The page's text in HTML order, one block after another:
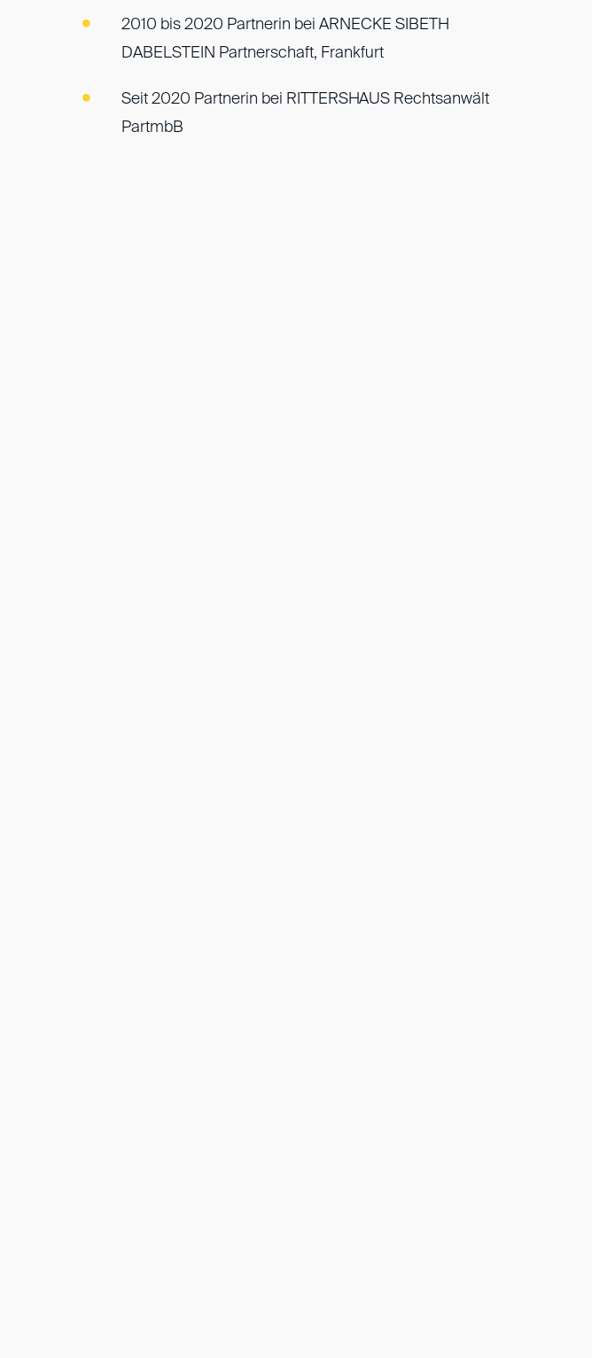
2010 bis 2020 Partnerin bei ARNECKE SIBETH
DABELSTEIN Partnerschaft, Frankfurt
Seit 2020 Partnerin bei RITTERSHAUS Rechtsanwält
PartmbB